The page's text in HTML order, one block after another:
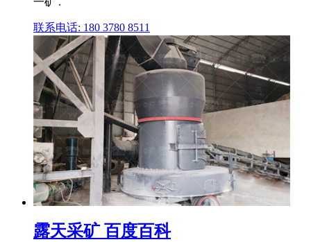
联系电话: 180 3780 8511
露天采矿 百度百科